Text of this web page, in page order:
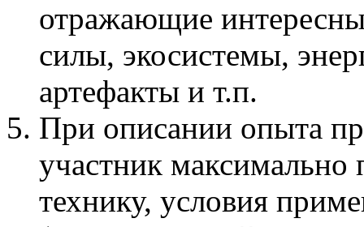
отражающие
силы, экосистемы,
артефакты и т.п.
При описании опыта
участник максимально
технику, условия